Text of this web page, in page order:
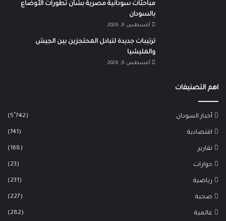
مباحثات سودانية مصرية بشأن تطورات الأوضاع
بالسودان
أغسطس 9, 2026
ترتيبات جديدة لتبادل المحتجزين بين الجيش
والمليشيا
أغسطس 9, 2026
اهم التصنيفات
أخبار السودان (5٬742)
اقتصادية (741)
تقارير (168)
حوارات (23)
رياضية (231)
صحية (227)
عالمية (282)